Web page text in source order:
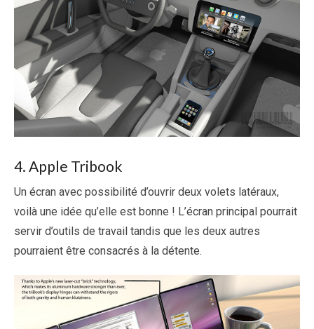
4. Apple Tribook
Un écran avec possibilité d’ouvrir deux volets latéraux,
voilà une idée qu’elle est bonne ! L’écran principal pourrait
servir d’outils de travail tandis que les deux autres
pourraient être consacrés à la détente.